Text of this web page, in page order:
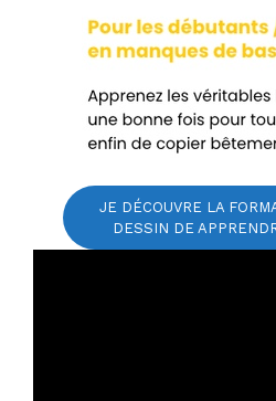
JE DÉCOUVRE LA
DESSIN DE